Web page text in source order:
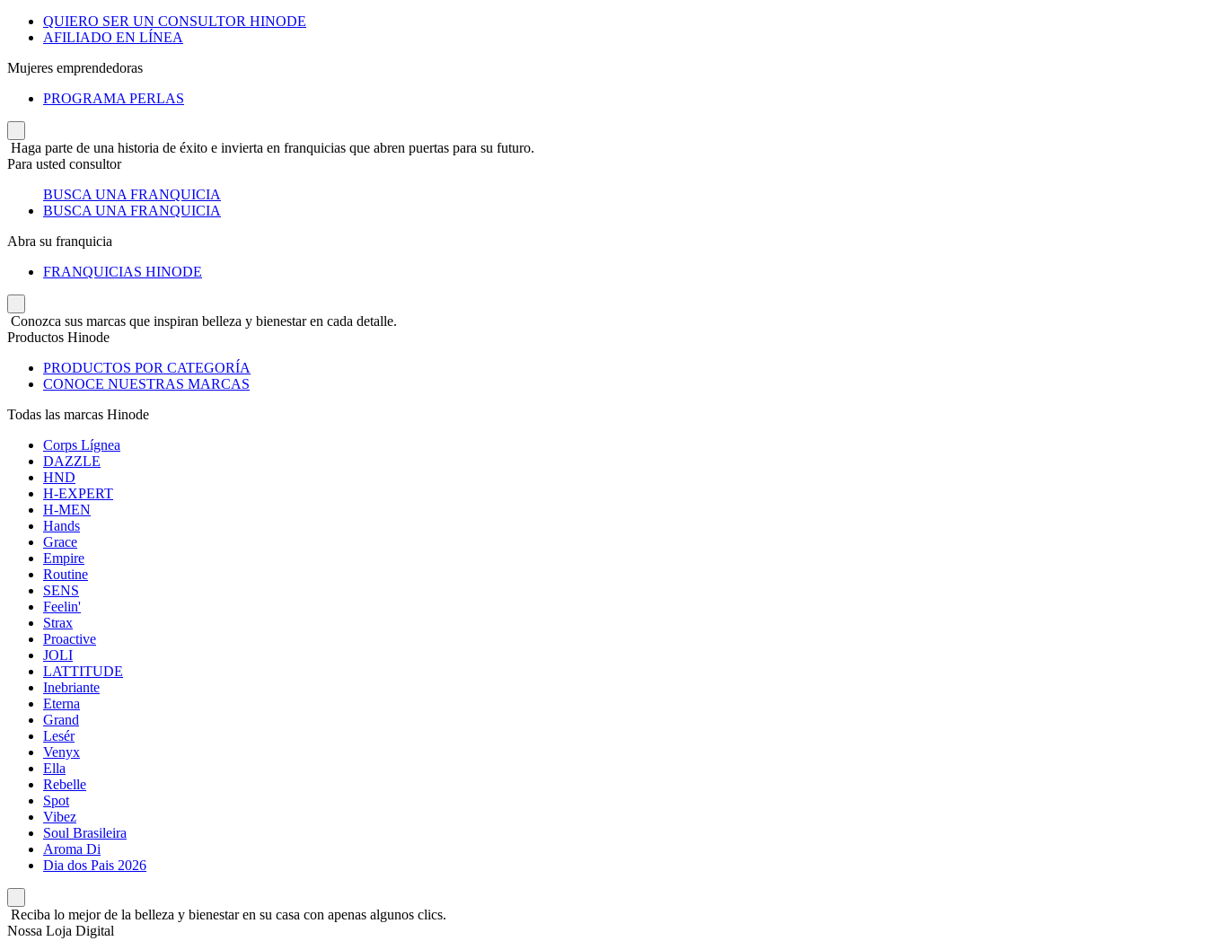
QUIERO SER UN CONSULTOR HINODE
AFILIADO EN LÍNEA
Mujeres emprendedoras
PROGRAMA PERLAS
Haga parte de una historia de éxito e invierta en franquicias que abren puertas para su futuro.
Para usted consultor
BUSCA UNA FRANQUICIA
BUSCA UNA FRANQUICIA
Abra su franquicia
FRANQUICIAS HINODE
Conozca sus marcas que inspiran belleza y bienestar en cada detalle.
Productos Hinode
PRODUCTOS POR CATEGORÍA
CONOCE NUESTRAS MARCAS
Todas las marcas Hinode
Corps Lígnea
DAZZLE
HND
H-EXPERT
H-MEN
Hands
Grace
Empire
Routine
SENS
Feelin'
Strax
Proactive
JOLI
LATTITUDE
Inebriante
Eterna
Grand
Lesér
Venyx
Ella
Rebelle
Spot
Vibez
Soul Brasileira
Aroma Di
Dia dos Pais 2026
Reciba lo mejor de la belleza y bienestar en su casa con apenas algunos clics.
Nossa Loja Digital